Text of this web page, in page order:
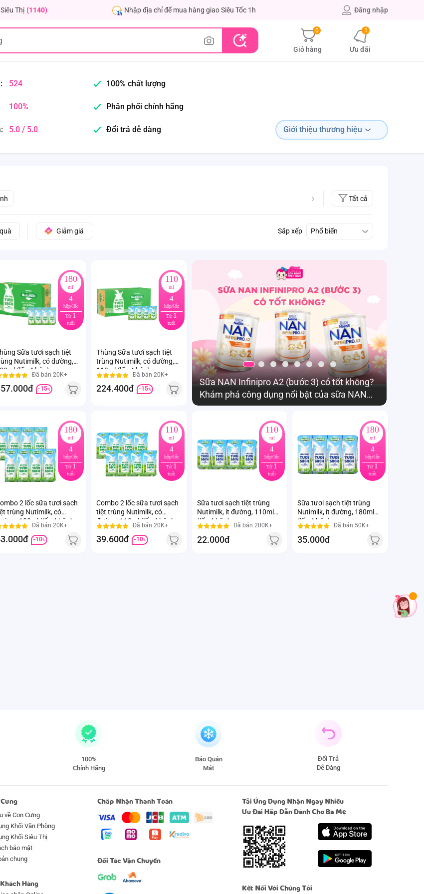
Thị (1140) Nhập địa chỉ để mua hàng giao Siêu Tốc 1h Đăng nhập
0
Giỏ hàng
1
Ưu đãi
524
100%
5.0 / 5.0
100% chất lượng
Phân phối chính hãng
Đổi trả dễ dàng Giới thiệu thương hiệu
Tất cả
Giảm giá Sắp xếp Phổ biến
180
ml
4
hộp/lốc
Từ 1
tuổi
Sữa tươi sạch tiệt
Nutimilk, có đường,
(lốc 4 hộp)
Đã bán 20K+
-15%
110
ml
4
hộp/lốc
Từ 1
tuổi
Thùng Sữa tươi sạch tiệt
trùng Nutimilk, có đường,
110ml (lốc 4 hộp)
Đã bán 20K+
224.400đ -15%
Sữa NAN Infinipro A2 (bước 3) có tốt không?
Khám phá công dụng nổi bật của sữa NAN
A2 cho bé
180
ml
4
hộp/lốc
Từ 1
tuổi
2 lốc sữa tươi sạch
trùng Nutimilk, có
180ml (lốc 4 hộp)
Đã bán 20K+
-10%
110
ml
4
hộp/lốc
Từ 1
tuổi
Combo 2 lốc sữa tươi sạch
tiệt trùng Nutimilk, có
đường, 110ml (lốc 4 hộp)
Đã bán 20K+
39.600đ -10%
110
ml
4
hộp/lốc
Từ 1
tuổi
Sữa tươi sạch tiệt trùng
Nutimilk, ít đường, 110ml
(lốc 4 hộp)
Đã bán 200K+
22.000đ
180
ml
4
hộp/lốc
Từ 1
tuổi
Sữa tươi sạch tiệt trùng
Nutimilk, ít đường, 180ml
(lốc 4 hộp)
Đã bán 50K+
35.000đ
100%
Chính Hãng
Bảo Quản
Mát
Đổi Trả
Dễ Dàng
về Con Cưng
Khối Văn Phòng
Khối Siêu Thị
bảo mật
chung
Hàng
Chấp Nhận Thanh Toán
Đối Tác Vận Chuyển
Tải Ứng Dụng Nhận Ngay Nhiều
Ưu Đãi Hấp Dẫn Dành Cho Ba Mẹ
Kết Nối Với Chúng Tôi